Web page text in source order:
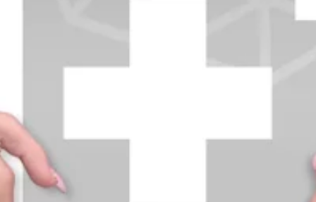
info@diamondline.lt
Prisijungti